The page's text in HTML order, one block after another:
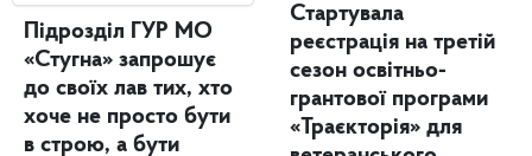
Підрозділ ГУР МО
«Стугна» запрошує
до своїх лав тих, хто
хоче не просто бути
в строю, а бути
Стартувала
реєстрація на третій
сезон освітньо-
грантової програми
«Траєкторія» для